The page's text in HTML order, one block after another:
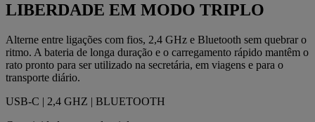
LIBERDADE EM MODO TRIPLO
Alterne entre ligações com fios, 2,4 GHz e Bluetooth sem quebrar o
ritmo. A bateria de longa duração e o carregamento rápido mantêm o
rato pronto para ser utilizado na secretária, em viagens e para o
transporte diário.
USB-C | 2,4 GHZ | BLUETOOTH